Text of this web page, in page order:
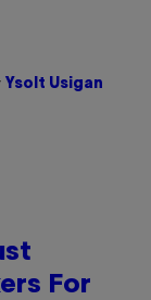
Ysolt Usigan
For